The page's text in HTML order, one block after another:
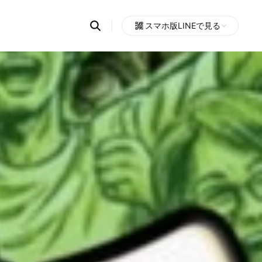
Search
OpenChats
messages
search
area
スマホ版LINEで見る